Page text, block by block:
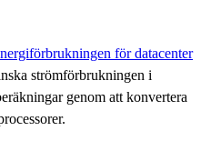
för datacenter
strömförbrukningen i
genom att konvertera